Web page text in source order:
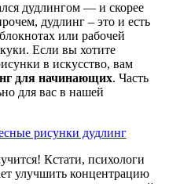
дудлингом — и скорее
дудлинг – это и есть
или рабочей
Если вы хотите
в искусство, вам
для начинающих. Часть
для вас в нашей
рисунки дудлинг
Кстати, психологи
улучшить концентрацию